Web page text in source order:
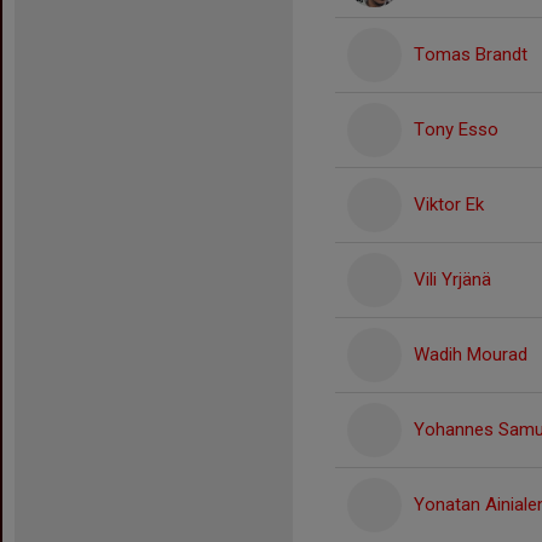
Tomas Brandt
Tony Esso
Viktor Ek
Vili Yrjänä
Wadih Mourad
Yohannes
Yonatan